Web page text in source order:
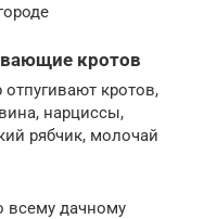
кротов
отпугивают кротов,
нарциссы,
рябчик, молочай
всему дачному